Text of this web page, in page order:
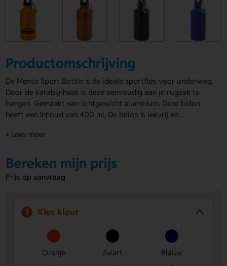
Productomschrijving
De Mento Sport Bottle is de ideale sportfles voor onderweg.
Door de karabijnhaak is deze eenvoudig aan je rugzak te
hangen. Gemaakt van lichtgewicht aluminium. Deze bidon
heeft een inhoud van 400 ml. De bidon is lekvrij en
momenten. De Mento bidon is leverbaar in 11 trendy kleuren,
Bottle rondom laten bedrukken of graveren. Hierdoor krijgt
hij een persoonlijk tintje. Ideaal als promotiemateriaal of
relatiegeschenk. Kies vandaag nog voor de
+ Lees meer
Bereken mijn prijs
Prijs op aanvraag
1 Kies kleur
Oranje Zwart Blauw